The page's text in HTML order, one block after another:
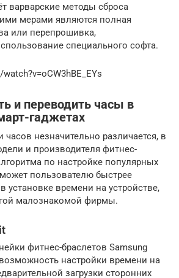
варварские методы сброса
мерами являются полная
или перепрошивка,
специального софта.
и переводить часы в
гаджетах
часов незначительно различается, в
и производителя фитнес-
по настройке популярных
пользователю быстрее
установке времени на устройстве,
малознакомой фирмы.
фитнес-браслетов Samsung
настройки времени на
загрузки сторонних